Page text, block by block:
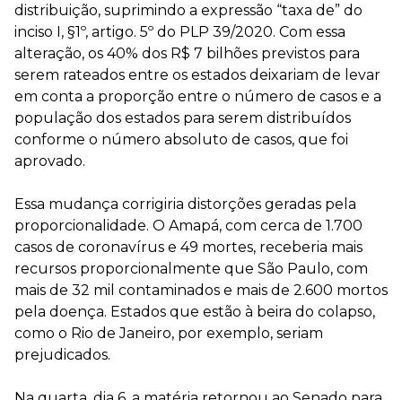
distribuição, suprimindo a expressão “taxa de” do
inciso I, §1º, artigo. 5º do PLP 39/2020. Com essa
alteração, os 40% dos R$ 7 bilhões previstos para
serem rateados entre os estados deixariam de levar
em conta a proporção entre o número de casos e a
população dos estados para serem distribuídos
conforme o número absoluto de casos, que foi
aprovado.
Essa mudança corrigiria distorções geradas pela
proporcionalidade. O Amapá, com cerca de 1.700
casos de coronavírus e 49 mortes, receberia mais
recursos proporcionalmente que São Paulo, com
mais de 32 mil contaminados e mais de 2.600 mortos
pela doença. Estados que estão à beira do colapso,
como o Rio de Janeiro, por exemplo, seriam
prejudicados.